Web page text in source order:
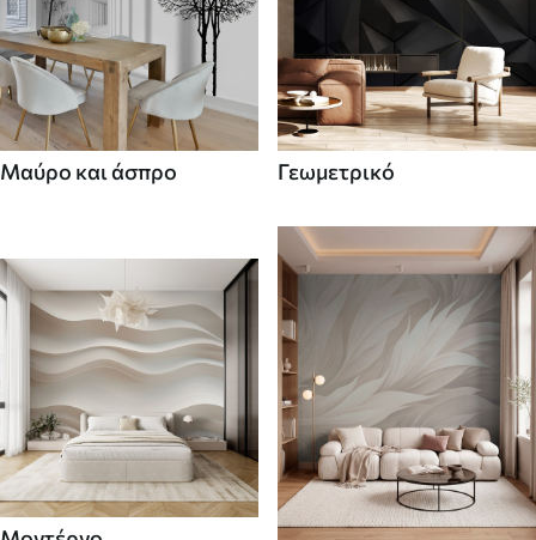
Μαύρο και άσπρο Γεωμετρικό